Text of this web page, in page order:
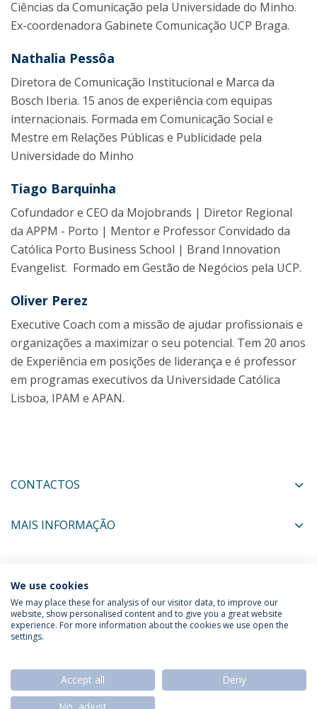
Ciências da Comunicação pela Universidade do Minho.
Ex-coordenadora Gabinete Comunicação UCP Braga.
Nathalia Pessôa
Diretora de Comunicação Institucional e Marca da
Bosch Iberia. 15 anos de experiência com equipas
internacionais. Formada em Comunicação Social e
Mestre em Relações Públicas e Publicidade pela
Universidade do Minho
Tiago Barquinha
Cofundador e CEO da Mojobrands | Diretor Regional
da APPM - Porto | Mentor e Professor Convidado da
Católica Porto Business School | Brand Innovation
Evangelist. Formado em Gestão de Negócios pela UCP.
Oliver Perez
Executive Coach com a missão de ajudar profissionais e
organizações a maximizar o seu potencial. Tem 20 anos
de Experiência em posições de liderança e é professor
em programas executivos da Universidade Católica
Lisboa, IPAM e APAN.
CONTACTOS
MAIS INFORMAÇÃO
COORDENADORES
Política de Privacidade
Termos & Condições
We use cookies
We may place these for analysis of our visitor data, to improve our
website, show personalised content and to give you a great website
experience. For more information about the cookies we use open the
settings.
Accept all
Deny